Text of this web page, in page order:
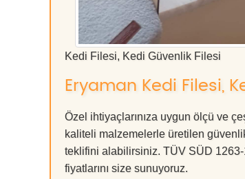
Kedi Filesi, Kedi Güvenlik Filesi
Eryaman Kedi Filesi,
Özel ihtiyaçlarınıza uygun ölçü ve
kaliteli malzemelerle üretilen
teklifini alabilirsiniz. TÜV SÜD
fiyatlarını size sunuyoruz.